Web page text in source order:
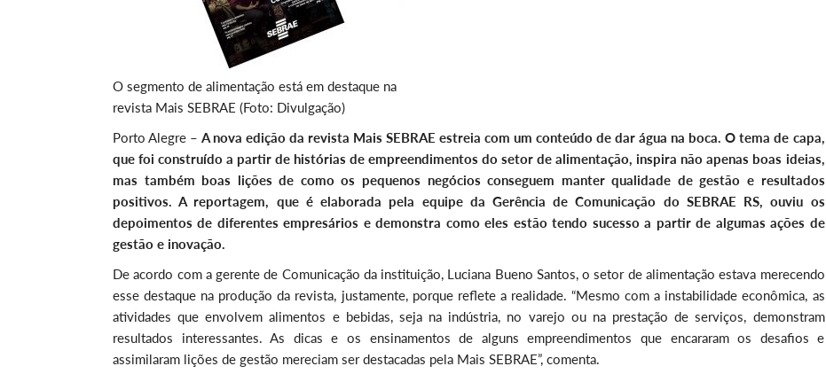
O segmento de alimentação está em destaque na
revista Mais SEBRAE (Foto: Divulgação)
Porto Alegre –A nova edição da revista Mais SEBRAE estreia com um conteúdo de dar água na boca. O tema de capa,
que foi construído a partir de histórias de empreendimentos do setor de alimentação, inspira não apenas boas ideias,
mas também boas lições de como os pequenos negócios conseguem manter qualidade de gestão e resultados
positivos. A reportagem, que é elaborada pela equipe da Gerência de Comunicação do SEBRAE RS, ouviu os
depoimentos de diferentes empresários e demonstra como eles estão tendo sucesso a partir de algumas ações de
gestão e inovação.
De acordo com a gerente de Comunicação da instituição, Luciana Bueno Santos, o setor de alimentação estava merecendo
esse destaque na produção da revista, justamente, porque reflete a realidade. “Mesmo com a instabilidade econômica, as
atividades que envolvem alimentos e bebidas, seja na indústria, no varejo ou na prestação de serviços, demonstram
resultados interessantes. As dicas e os ensinamentos de alguns empreendimentos que encararam os desafios e
assimilaram lições de gestão mereciam ser destacadas pela Mais SEBRAE”, comenta.